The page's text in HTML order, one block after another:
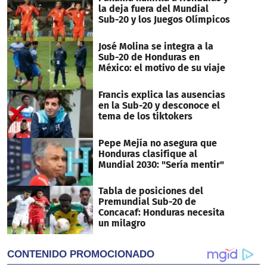
la deja fuera del Mundial
Sub-20 y los Juegos Olímpicos
José Molina se integra a la
Sub-20 de Honduras en
México: el motivo de su viaje
Francis explica las ausencias
en la Sub-20 y desconoce el
tema de los tiktokers
Pepe Mejía no asegura que
Honduras clasifique al
Mundial 2030: "Sería mentir"
Tabla de posiciones del
Premundial Sub-20 de
Concacaf: Honduras necesita
un milagro